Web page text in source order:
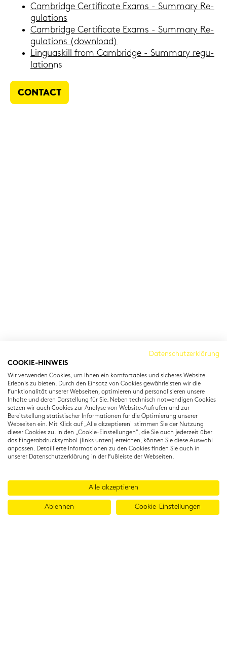
Cam­bridge Cer­ti­fi­ca­te Exams - Sum­ma­ry Re­
gu­la­ti­ons
Cam­bridge Cer­ti­fi­ca­te Exams - Sum­ma­ry Re­
gu­la­ti­ons (down­load)
Lin­guas­kill from Cam­bridge - Sum­ma­ry re­gu­
la­ti­onns
CON­TACT
80333 München
T: +49 (0) 89 22 11 15
info@cambridgeinstitut.de
www.cambridgeinstitut.de
Datenschutzerklärung
COOKIE-HINWEIS
Wir verwenden Cookies, um Ihnen ein komfortables und sicheres Website-
Erlebnis zu bieten. Durch den Einsatz von Cookies gewährleisten wir die
Funktionalität unserer Webseiten, optimieren und personalisieren unsere
Inhalte und deren Darstellung für Sie. Neben technisch notwendigen Cookies
setzen wir auch Cookies zur Analyse von Website-Aufrufen und zur
Bereitstellung statistischer Informationen für die Optimierung unserer
Webseiten ein. Mit Klick auf „Alle akzeptieren" stimmen Sie der Nutzung
dieser Cookies zu. In den „Cookie-Einstellungen", die Sie auch jederzeit über
das Fingerabdrucksymbol (links unten) erreichen, können Sie diese Auswahl
anpassen. Detaillierte Informationen zu den Cookies finden Sie auch in
unserer Datenschutzerklärung in der Fußleiste der Webseiten.
Alle akzeptieren
Ablehnen Cookie-Einstellungen